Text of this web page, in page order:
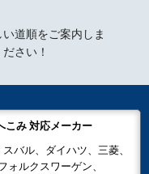
道順をご案内しま
さい！
こみ 対応メーカー
バル、ダイハツ、三菱、
ルクスワーゲン、